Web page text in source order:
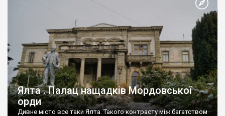
Ялта . Палац нащадків Мордовської
орди
Дивне місто все таки Ялта. Такого контрасту між багатством